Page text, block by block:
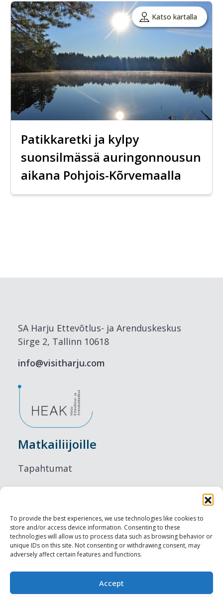
To provide the best experiences, we use technologies like cookies to
store and/or access device information. Consenting to these
technologies will allow us to process data such as browsing behavior or
unique IDs on this site. Not consenting or withdrawing consent, may
adversely affect certain features and functions.
Accept
Katso kartalla
Patikkaretki ja kylpy
suonsilmässä auringonnousun
aikana Pohjois-Kõrvemaalla
SA Harju Ettevõtlus- ja Arenduskeskus
Sirge 2, Tallinn 10618
info@visitharju.com
Matkailiijoille
Tapahtumat
Ruokailu
Nähtävyydet
Visit Tallinn
Ammattilaisille